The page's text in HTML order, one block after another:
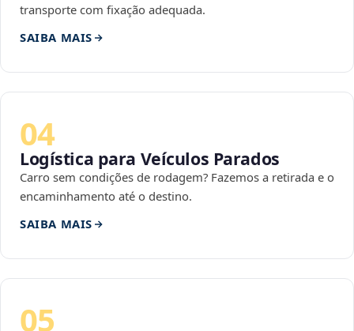
transporte com fixação adequada.
SAIBA MAIS
04
Logística para Veículos Parados
Carro sem condições de rodagem? Fazemos a retirada e o
encaminhamento até o destino.
SAIBA MAIS
05